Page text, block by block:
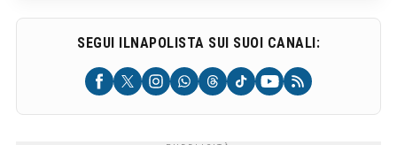
SEGUI ILNAPOLISTA SUI SUOI CANALI: